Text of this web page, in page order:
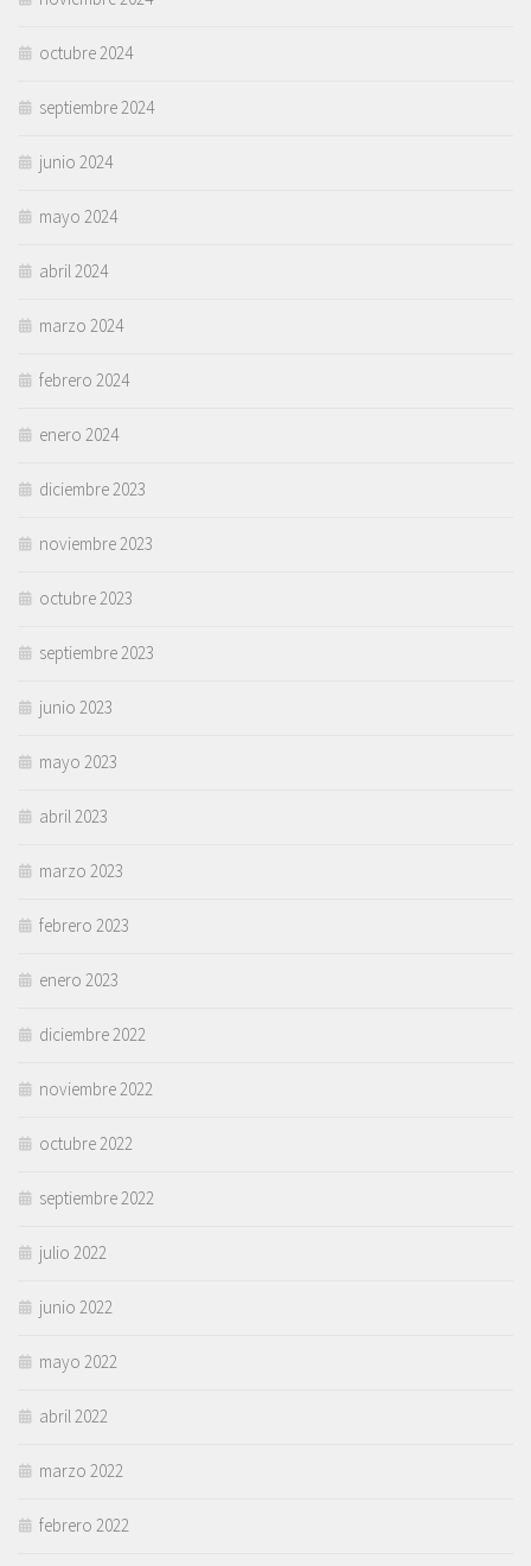
octubre 2024
septiembre 2024
junio 2024
mayo 2024
abril 2024
marzo 2024
febrero 2024
enero 2024
diciembre 2023
noviembre 2023
octubre 2023
septiembre 2023
junio 2023
mayo 2023
abril 2023
marzo 2023
febrero 2023
enero 2023
diciembre 2022
noviembre 2022
octubre 2022
septiembre 2022
julio 2022
junio 2022
mayo 2022
abril 2022
marzo 2022
febrero 2022